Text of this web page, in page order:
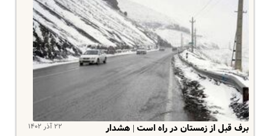
۲۲ آذر ۱۴۰۲
برف قبل از زمستان در راه است | هشدار